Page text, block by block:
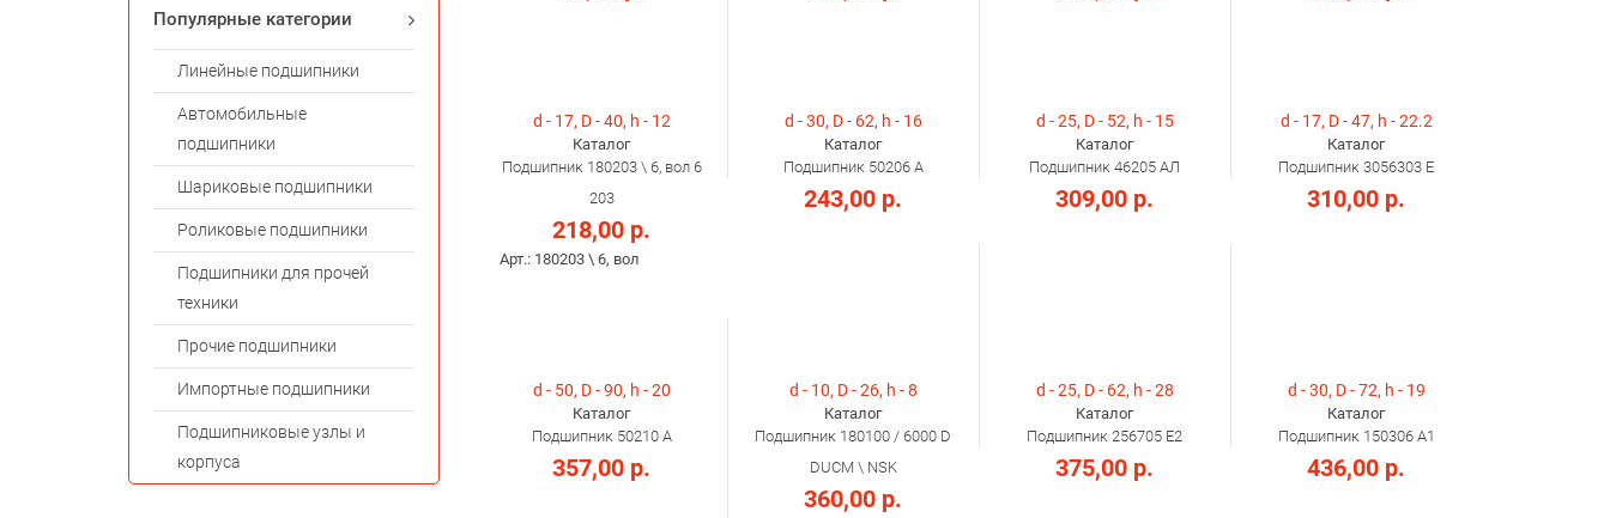
d - 17, D - 40, h - 12
Каталог
Подшипник 180203 \ 6, вол 6
203
218,00 р.
Арт.: 180203 \ 6, вол
d - 30, D - 62, h - 16
Каталог
Подшипник 50206 A
243,00 р.
d - 25, D - 52, h - 15
Каталог
Подшипник 46205 АЛ
309,00 р.
d - 17, D - 47, h - 22.2
Каталог
Подшипник 3056303 Е
310,00 р.
d - 50, D - 90, h - 20
Каталог
Подшипник 50210 A
357,00 р.
d - 10, D - 26, h - 8
Каталог
Подшипник 180100 / 6000 D
DUCM \ NSK
360,00 р.
d - 25, D - 62, h - 28
Каталог
Подшипник 256705 Е2
375,00 р.
d - 30, D - 72, h - 19
Каталог
Подшипник 150306 А1
436,00 р.
Популярные категории
Линейные подшипники
Автомобильные
подшипники
Шариковые подшипники
Роликовые подшипники
Подшипники для прочей
техники
Прочие подшипники
Импортные подшипники
Подшипниковые узлы и
корпуса